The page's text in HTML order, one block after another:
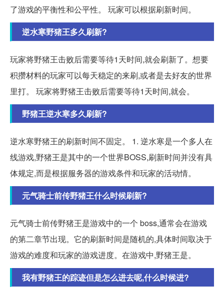
了游戏的平衡性和公平性。 玩家可以根据刷新时间。
逆水寒野猪王多久刷新?
玩家将野猪王击败后需要等待1天时间,就会刷新了。想要
积攒材料的玩家可以每天稳定的来刷,或者是去好友的世界
里打。 玩家将野猪王击败后需要等待1天时间,就会。
野猪王逆水寒多久刷新?
逆水寒野猪王的刷新时间不固定。 1. 逆水寒是一个多人在
线游戏,野猪王是其中的一个世界BOSS,刷新时间并没有具
体规定,而是根据服务器的游戏条件和玩家的活动情。
元气骑士前传野猪王什么时候刷新?
元气骑士前传野猪王是游戏中的一个 boss,通常会在游戏
的第二章节出现。它的刷新时间是随机的,具体时间取决于
游戏的难度和玩家的游戏进度。在游戏中,野猪王是。
我有野猪王的踪迹但是怎么进去呢,什么时候进?